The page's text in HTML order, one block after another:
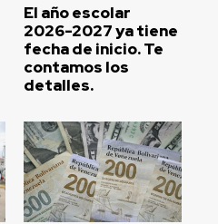
El año escolar
2026-2027 ya tiene
fecha de inicio. Te
contamos los
detalles.